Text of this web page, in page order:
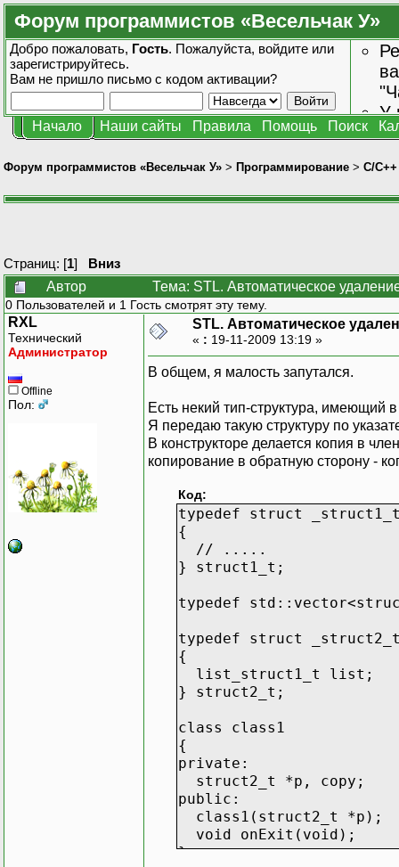
Форум программистов «Весельчак У»
Добро пожаловать, Гость. Пожалуйста, войдите или
зарегистрируйтесь.
Вам не пришло письмо с кодом активации?
У
Начало Наши сайты Правила Помощь Поиск
Форум программистов «Весельчак У» > Программирование > C/C++
Страниц: [1] Вниз
Автор
Тема: STL. Автоматическое
0 Пользователей и 1 Гость смотрят эту тему.
RXL
Технический
Администратор
Offline
Пол:
STL. Автоматическое
« : 19-11-2009 13:19 »
В общем, я малость запутался.
Есть некий тип-структура, имеющий
Я передаю такую структуру по
В конструкторе делается копия в
копирование в обратную сторону -
Код:
typedef struct
{
// .....
} struct1_t;
typedef
typedef struct
{
list_struct1_t list;
} struct2_t;
class class1
{
private:
struct2_t *p, copy;
public:
class1(struct2_t *p);
void onExit(void);
};